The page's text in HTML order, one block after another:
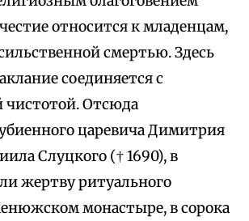
относится к младенцам,
смертью. Здесь
соединяется с
чистотой. Отсюда
царевича Димитрия
Слуцкого († 1690), в
жертву ритуального
монастыре, в сорока